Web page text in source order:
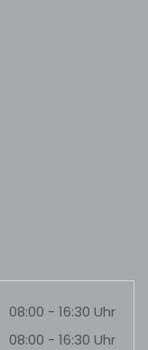
08:00 - 16:30 Uhr
08:00 - 16:30 Uhr